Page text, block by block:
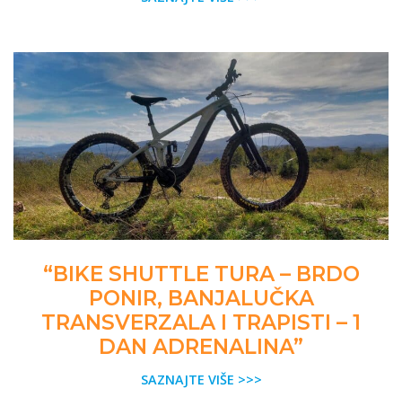
“BIKE SHUTTLE TURA – BRDO
PONIR, BANJALUČKA
TRANSVERZALA I TRAPISTI – 1
DAN ADRENALINA”
SAZNAJTE VIŠE >>>